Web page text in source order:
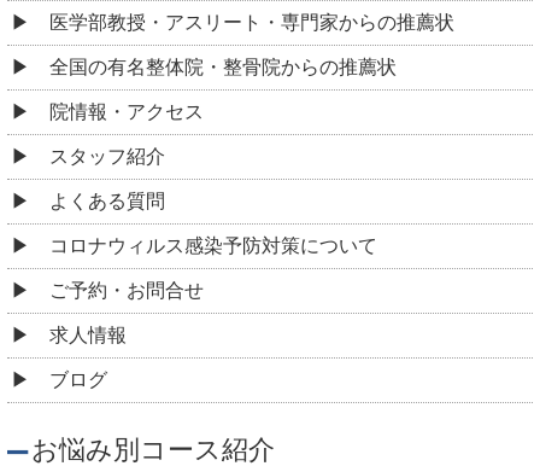
医学部教授・アスリート・専門家からの推薦状
全国の有名整体院・整骨院からの推薦状
院情報・アクセス
スタッフ紹介
よくある質問
コロナウィルス感染予防対策について
ご予約・お問合せ
求人情報
ブログ
お悩み別コース紹介